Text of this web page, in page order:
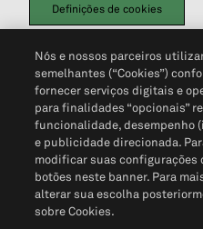
Definições de cookies
Política de PrivacidadePortal de
Não Venda Minhas Informações
Nós e nossos parceiros
semelhantes (“Cookies”)
fornecer serviços digitais e
para finalidades “opcionais”
funcionalidade, desempenho
e publicidade direcionada.
modificar suas configurações
botões neste banner. Para
alterar sua escolha
sobre Cookies.